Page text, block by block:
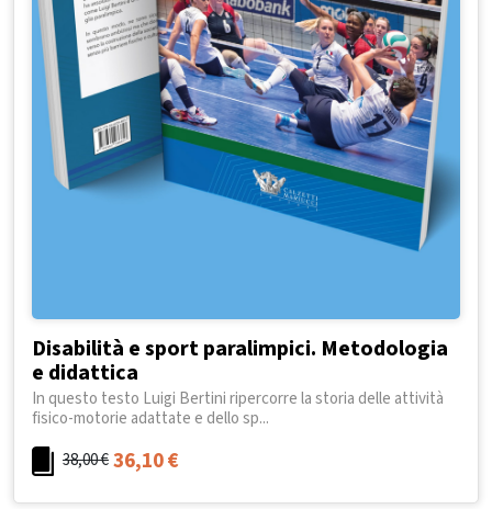
Disabilità e sport paralimpici. Metodologia
e didattica
In questo testo Luigi Bertini ripercorre la storia delle attività
fisico-motorie adattate e dello sp...
38,00€36,10€